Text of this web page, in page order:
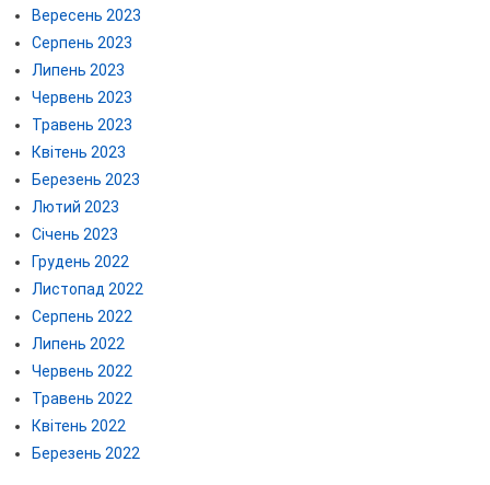
Вересень 2023
Серпень 2023
Липень 2023
Червень 2023
Травень 2023
Квітень 2023
Березень 2023
Лютий 2023
Січень 2023
Грудень 2022
Листопад 2022
Серпень 2022
Липень 2022
Червень 2022
Травень 2022
Квітень 2022
Березень 2022